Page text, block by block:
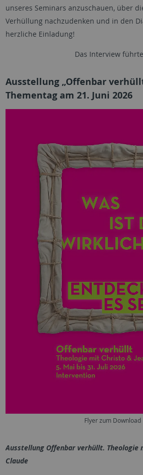
unseres Seminars anzuschauen, über
Verhüllung nachzudenken und in den
herzliche Einladung!
Das Interview
Ausstellung „Offenbar
Thementag am 21. Juni 2026
Flyer zum Download
Ausstellung Offenbar verhüllt. Theologie
Claude